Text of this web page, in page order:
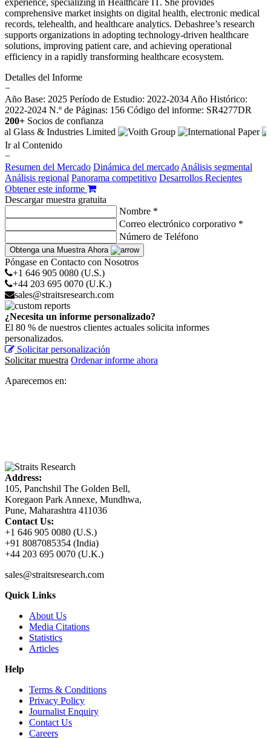
comprehensive market insights on digital health, electronic medical
records, telehealth, and healthcare analytics. Debashree’s research
supports organizations in adopting technology-driven healthcare
solutions, improving patient care, and achieving operational
efficiency in a rapidly transforming healthcare ecosystem.
Detalles del Informe
−
Año Base: 2025 Período de Estudio: 2022-2034 Año Histórico:
2022-2024 N.º de Páginas: 156 Código del informe: SR4277DR
200+ Socios de confianza
Ir al Contenido
−
Resumen del Mercado Dinámica del mercado Análisis segmental
Análisis regional Panorama competitivo Desarrollos Recientes
Obtener este informe
Descargar muestra gratuita
Nombre *
Correo electrónico corporativo *
Número de Teléfono
Obtenga una Muestra Ahora
Póngase en Contacto con Nosotros
+1 646 905 0080 (U.S.)
+44 203 695 0070 (U.K.)
sales@straitsresearch.com
¿Necesita un informe personalizado?
El 80 % de nuestros clientes actuales solicita informes
personalizados.
Solicitar personalización
Solicitar muestra Ordenar informe ahora
Aparecemos en:
Address:
105, Panchshil The Golden Bell,
Koregaon Park Annexe, Mundhwa,
Pune, Maharashtra 411036
Contact Us:
+1 646 905 0080 (U.S.)
+91 8087085354 (India)
+44 203 695 0070 (U.K.)
sales@straitsresearch.com
Quick Links
About Us
Media Citations
Statistics
Articles
Help
Terms & Conditions
Privacy Policy
Journalist Enquiry
Contact Us
Careers